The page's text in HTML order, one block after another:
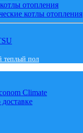
отопления
котлы отопления
теплый пол
Climate